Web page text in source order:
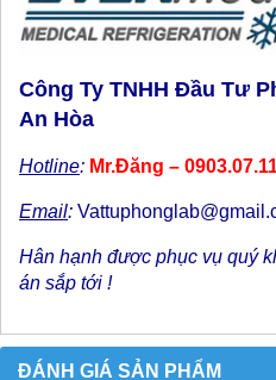
Công Ty TNHH Đầu Tư
An Hòa
Hotline: Mr.Đăng –
Email:
Hân hạnh được phục vụ quý
án sắp tới !
ĐÁNH GIÁ SẢN PHẨM